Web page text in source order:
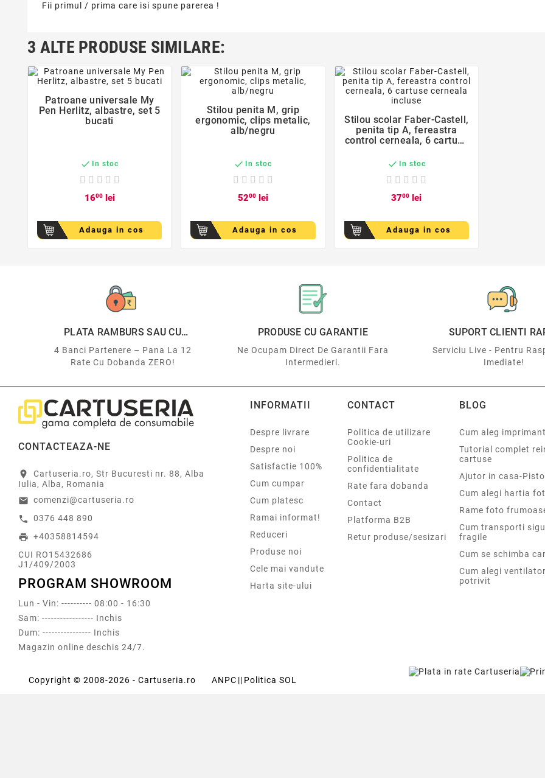
Fii primul / prima care isi spune parerea !
3 ALTE PRODUSE SIMILARE:

favorite_border
Patroane universale My
Pen Herlitz, albastre, set 5
bucati
 In stoc
1600lei
Adauga in cos

favorite_border
Stilou penita M, grip
ergonomic, clips metalic,
alb/negru
 In stoc
5200lei
Adauga in cos

favorite_border
Stilou scolar Faber-Castell,
penita tip A, fereastra
control cerneala, 6 cartuse
 In stoc
3700 lei
Adauga in cos
PLATA RAMBURS SAU CU
4 Banci Partenere – Pana La 12
Rate Cu Dobanda ZERO!
PRODUSE CU GARANTIE
Ne Ocupam Direct De Garantii Fara
Intermedieri.
SUPORT CLIENTI
Serviciu Live - Pentru
Imediate!
CONTACTEAZA-NE
location_on
Cartuseria.ro, Str Bucuresti nr. 88, Alba
Iulia, Alba, Romania
email comenzi@cartuseria.ro
call 0376 448 890
print +40358814594
CUI RO15432686
J1/409/2003
PROGRAM SHOWROOM
Lun - Vin: ---------- 08:00 - 16:30
Sam: ----------------- Inchis
Dum: ---------------- Inchis
Magazin online deschis 24/7.
INFORMATII
Despre livrare
Despre noi
Satisfactie 100%
Cum cumpar
Cum platesc
Ramai informat!
Reduceri
Produse noi
Cele mai vandute
Harta site-ului
CONTACT
Politica de utilizare
Cookie-uri
Politica de
confidentialitate
Rate fara dobanda
Contact
Platforma B2B
Retur produse/sesizari
BLOG
Cum aleg
Tutorial complet
cartuse
Ajutor in casa-
Cum alegi hartia
Rame foto
Cum transporti
fragile
Cum se schimba
Cum alegi
potrivit
Copyright © 2008-2026 - Cartuseria.ro ANPC || Politica SOL